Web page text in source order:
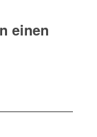
einen